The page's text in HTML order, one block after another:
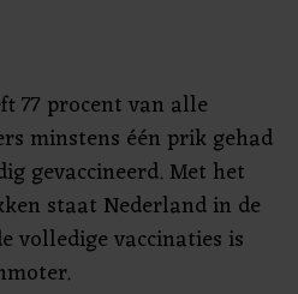
77 procent van alle
minstens één prik gehad
gevaccineerd. Met het
staat Nederland in de
volledige vaccinaties is